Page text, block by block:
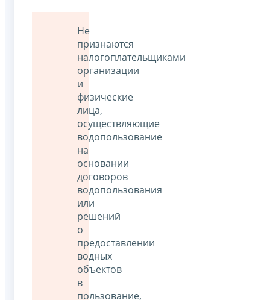
Не
признаются
налогоплательщиками
организации
и
физические
лица,
осуществляющие
водопользование
на
основании
договоров
водопользования
или
решений
о
предоставлении
водных
объектов
в
пользование,